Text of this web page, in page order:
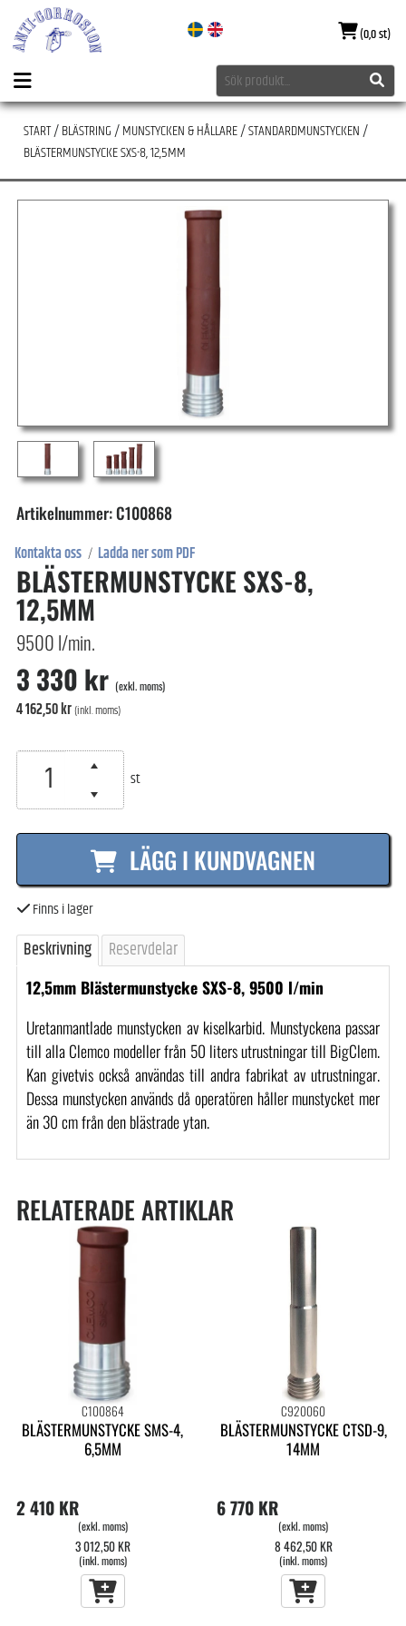
(0,0 st)
START/BLÄSTRING/MUNSTYCKEN & HÅLLARE/STANDARDMUNSTYCKEN/
BLÄSTERMUNSTYCKE SXS-8, 12,5MM
Artikelnummer: C100868
Kontakta oss / Ladda ner som PDF
BLÄSTERMUNSTYCKE SXS-8,
12,5MM
9500 l/min.
3 330 kr (exkl. moms)
4 162,50 kr(inkl. moms)
st
LÄGG I KUNDVAGNEN
Finns i lager
Beskrivning
Reservdelar
12,5mm Blästermunstycke SXS-8, 9500 l/min
Uretanmantlade munstycken av kiselkarbid. Munstyckena passar
till alla Clemco modeller från 50 liters utrustningar till BigClem.
Kan givetvis också användas till andra fabrikat av utrustningar.
Dessa munstycken används då operatören håller munstycket mer
än 30 cm från den blästrade ytan.
RELATERADE ARTIKLAR
C100864
BLÄSTERMUNSTYCKE SMS-4,
6,5MM
2 410 KR
(exkl. moms)
3 012,50 KR
(inkl. moms)
C920060
BLÄSTERMUNSTYCKE CTSD-9,
14MM
6 770 KR
(exkl. moms)
8 462,50 KR
(inkl. moms)